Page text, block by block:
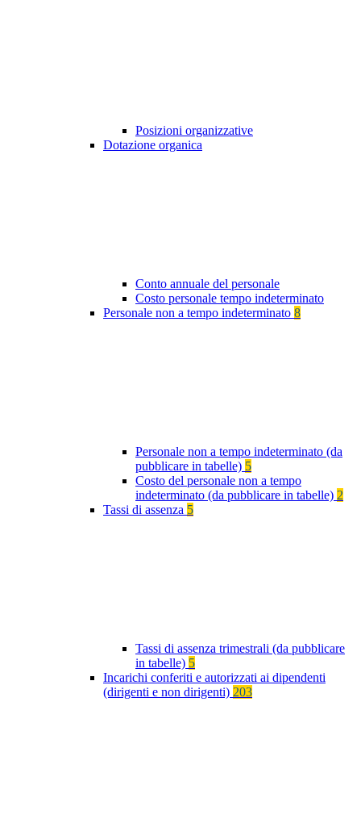
Posizioni organizzative
Dotazione organica
Conto annuale del personale
Costo personale tempo indeterminato
Personale non a tempo indeterminato 8
Personale non a tempo indeterminato (da
pubblicare in tabelle) 5
Costo del personale non a tempo
indeterminato (da pubblicare in tabelle) 2
Tassi di assenza 5
Tassi di assenza trimestrali (da pubblicare
in tabelle) 5
Incarichi conferiti e autorizzati ai dipendenti
(dirigenti e non dirigenti) 203